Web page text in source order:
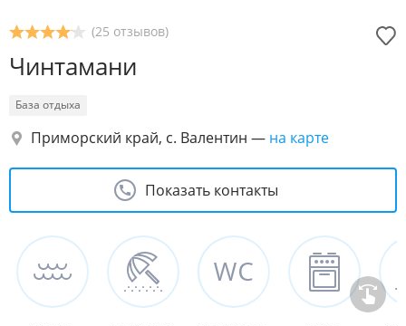
(25 отзывов)
Чинтамани
База отдыха
Приморский край, с. Валентин — на карте
Показать контакты